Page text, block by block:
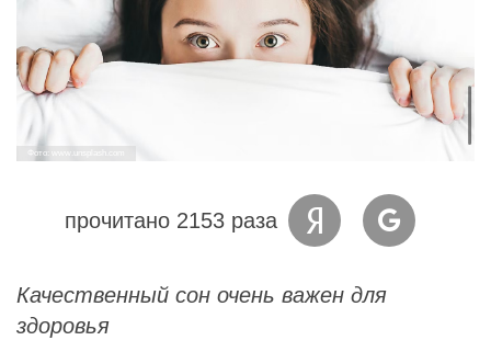
Фото: www.unsplash.com
прочитано 2153 раза
Качественный сон очень важен для
здоровья